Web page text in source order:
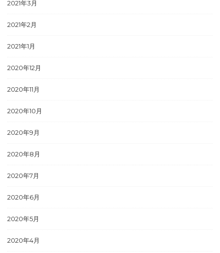
2021年3月
2021年2月
2021年1月
2020年12月
2020年11月
2020年10月
2020年9月
2020年8月
2020年7月
2020年6月
2020年5月
2020年4月